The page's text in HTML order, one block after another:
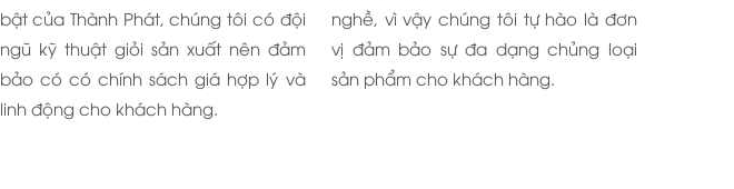
bật của Thành Phát, chúng tôi có đội
ngũ kỹ thuật giỏi sản xuất nên đảm
bảo có có chính sách giá hợp lý và
linh động cho khách hàng.
nghề, vì vậy chúng tôi tự hào là đơn
vị đảm bảo sự đa dạng chủng loại
sản phẩm cho khách hàng.